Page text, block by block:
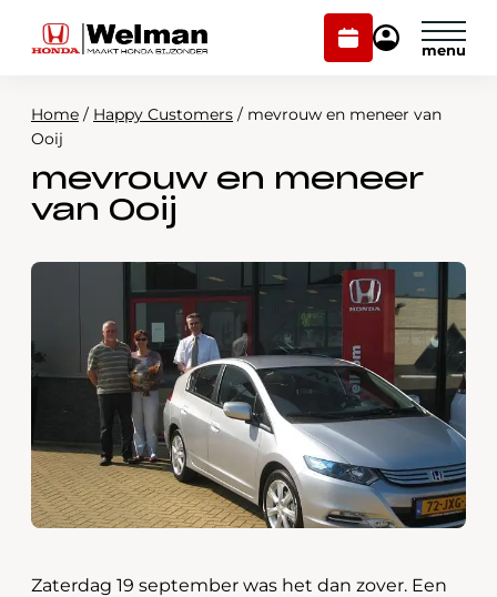
Plan
onderhoud
Mijn
Modellen
Voorraad
Webshop
Contact
Plan onderhoud
Home / Happy Customers / mevrouw en meneer van
Ooij
mevrouw en meneer
van Ooij
Zaterdag 19 september was het dan zover. Een